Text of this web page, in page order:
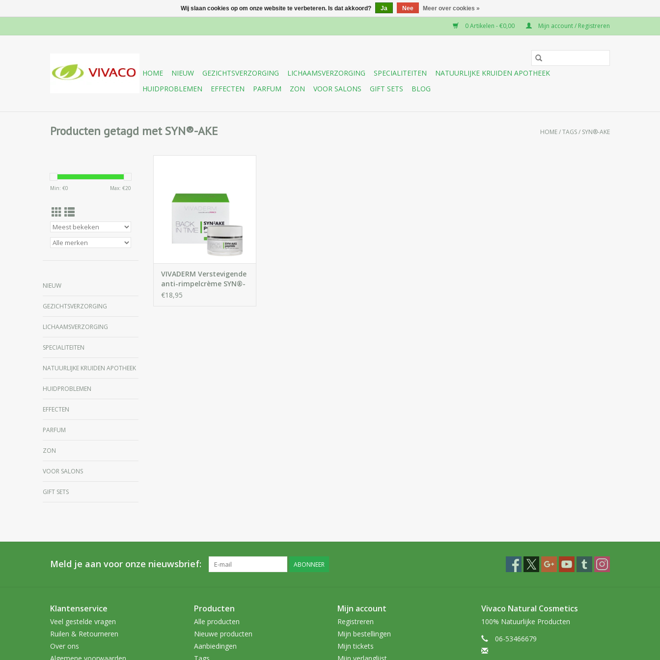
0 Artikelen - €0,00 Mijn account / Registreren
HOME NIEUW GEZICHTSVERZORGING LICHAAMSVERZORGING SPECIALITEITEN
NATUURLIJKE KRUIDEN APOTHEEK
HUIDPROBLEMEN
EFFECTEN PARFUM ZON VOOR SALONS GIFT SETS BLOG
Producten getagd met SYN®-AKE HOME/TAGS/ SYN®-AKE
Min: €0 Max: €20
NIEUW
GEZICHTSVERZORGING
LICHAAMSVERZORGING
SPECIALITEITEN
NATUURLIJKE KRUIDEN APOTHEEK
HUIDPROBLEMEN
EFFECTEN
PARFUM
ZON
VOOR SALONS
GIFT SETS
vroegtijdige veroudering,
vorming van rimpels en
verslapping van de huid. Voor
alle huidtypen.
IN WINKELWAGEN
VIVADERM Verstevigende
anti-rimpelcrème SYN®-
AKE peptide
€18,95
Meld je aan voor onze nieuwsbrief: ABONNEER
Klantenservice
Veel gestelde vragen
Ruilen & Retourneren
Over ons
Producten
Alle producten
Nieuwe producten
Aanbiedingen
Mijn account
Registreren
Mijn bestellingen
Mijn tickets
Vivaco Natural Cosmetics
100% Natuurlijke Producten
06-53466679
Wij slaan cookies op om onze website te verbeteren. Is dat akkoord? Ja Nee Meer over cookies »